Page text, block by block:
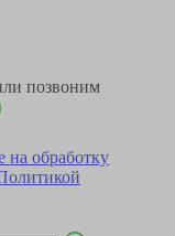
позвоним
на обработку